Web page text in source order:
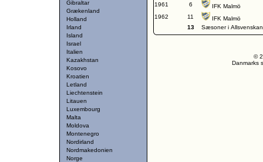
Gibraltar
Grækenland
Holland
Irland
Island
Israel
Italien
Kazakhstan
Kosovo
Kroatien
Letland
Liechtenstein
Litauen
Luxembourg
Malta
Moldova
Montenegro
Nordirland
Nordmakedonien
Norge
1961
6
IFK Malmö
1962
11
IFK Malmö
13
Sæsoner i Allsvenskan
©
Danmarks